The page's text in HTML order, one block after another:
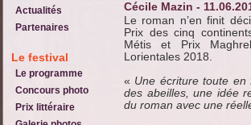
Actualités
Partenaires
Le festival
Le programme
Concours photo
Prix littéraire
Cécile Mazin -
Le roman n’en finit
Prix des cinq
Métis et Prix
Lorientales 2018.
« Une écriture toute
des abeilles, une idée
du roman avec une